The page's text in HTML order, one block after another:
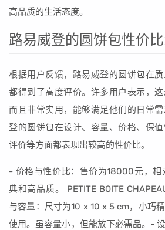
高品质的生活态度。
路易威登的圆饼包性价
根据用户反馈，路易威登的圆饼包在
都得到了高度评价。许多用户表示，这
而且非常实用，能够满足他们的日常
登的圆饼包在设计、容量、价格、保
评价等方面都表现出较高的性价比。
- 价格与性价比：售价为18000元，相
典和高品质。 PETITE BOITE
与容量：尺寸为10 x 10 x 5 cm，小巧
使用。虽容量小，但能放下必需品。-